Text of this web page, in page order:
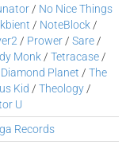
/ No Nice Things
/ NoteBlock /
/ Prower /Sare /
Monk /Tetracase /
Planet /The
Kid /Theology /
U
Records